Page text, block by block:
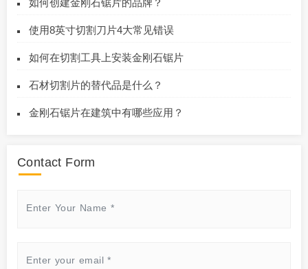
如何创建金刚石锯片的品牌？
使用8英寸切割刀片4大常见错误
如何在切割工具上安装金刚石锯片
石材切割片的替代品是什么？
金刚石锯片在建筑中有哪些应用？
Contact Form